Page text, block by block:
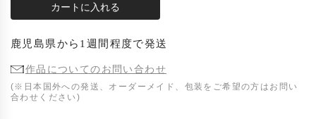
カートに入れる
鹿児島県から 1週間程度で発送
作品についてのお問い合わせ
(※日本国外への発送、オーダーメイド、包装をご希望の方はお問い
合わせください)